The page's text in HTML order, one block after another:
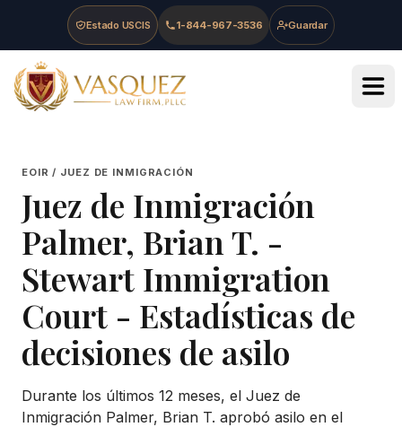
Skip to main content
Skip to navigation
Skip to footer
Estado USCIS 1-844-967-3536 Guardar
Vasquez Law Firm - Home
EOIR / JUEZ DE INMIGRACIÓN
Juez de Inmigración
Palmer, Brian T. -
Stewart Immigration
Court - Estadísticas de
decisiones de asilo
Durante los últimos 12 meses, el Juez de
Inmigración Palmer, Brian T. aprobó asilo en el